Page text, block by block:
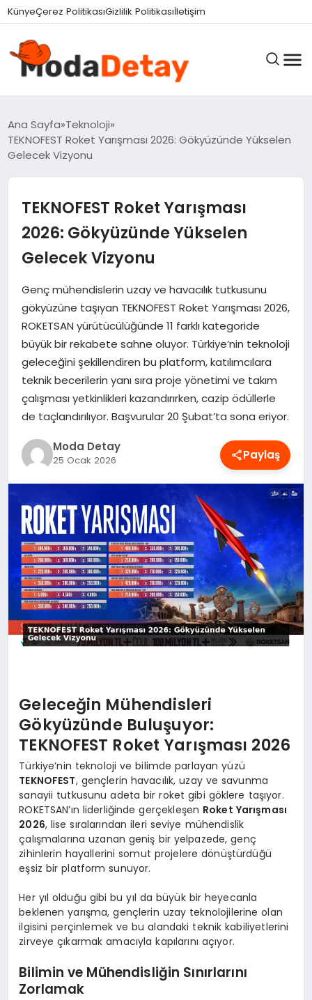
KünyeÇerez PolitikasıGizlilik Politikasıİletişim
GÜNDEM
DÜNYA
EĞITIM
MAGAZIN
SAĞLIK
TEKNOLOJI
YAŞAM
Ana Sayfa Teknoloji
TEKNOFEST Roket Yarışması 2026: Gökyüzünde Yükselen
Gelecek Vizyonu
TEKNOFEST Roket Yarışması
2026: Gökyüzünde Yükselen
Gelecek Vizyonu
Genç mühendislerin uzay ve havacılık tutkusunu
gökyüzüne taşıyan TEKNOFEST Roket Yarışması 2026,
ROKETSAN yürütücülüğünde 11 farklı kategoride
büyük bir rekabete sahne oluyor. Türkiye’nin teknoloji
geleceğini şekillendiren bu platform, katılımcılara
teknik becerilerin yanı sıra proje yönetimi ve takım
çalışması yetkinlikleri kazandırırken, cazip ödüllerle
de taçlandırılıyor. Başvurular 20 Şubat’ta sona eriyor.
Moda Detay
25 Ocak 2026 Paylaş
Geleceğin Mühendisleri
Gökyüzünde Buluşuyor:
TEKNOFEST Roket Yarışması 2026
Türkiye’nin teknoloji ve bilimde parlayan yüzü
TEKNOFEST, gençlerin havacılık, uzay ve savunma
sanayii tutkusunu adeta bir roket gibi göklere taşıyor.
ROKETSAN’ın liderliğinde gerçekleşen Roket Yarışması
2026, lise sıralarından ileri seviye mühendislik
çalışmalarına uzanan geniş bir yelpazede, genç
zihinlerin hayallerini somut projelere dönüştürdüğü
eşsiz bir platform sunuyor.
Her yıl olduğu gibi bu yıl da büyük bir heyecanla
beklenen yarışma, gençlerin uzay teknolojilerine olan
ilgisini perçinlemek ve bu alandaki teknik kabiliyetlerini
zirveye çıkarmak amacıyla kapılarını açıyor.
Bilimin ve Mühendisliğin Sınırlarını
Zorlamak